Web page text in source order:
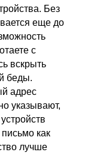
Без
еще до
с
вскрыть
беды.
адрес
указывают,
как
лучше